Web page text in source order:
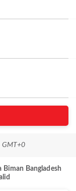
GMT+0
Bangladesh